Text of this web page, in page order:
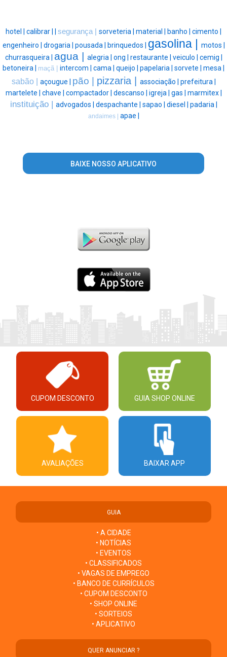
hotel | calibrar | segurança | sorveteria | material | banho | cimento |
engenheiro | drogaria | pousada | brinquedos | gasolina | motos |
churrasqueira | agua | alegria | ong | restaurante | veiculo | cemig |
betoneira | maçã | intercom | cama | queijo | papelaria | sorvete | mesa |
sabão | açougue | pão | pizzaria | associação | prefeitura |
martelete | chave | compactador | descanso | igreja | gas | marmitex |
instituição | advogados | despachante | sapao | diesel | padaria |
andaimes | apae |
BAIXE NOSSO APLICATIVO
CUPOM DESCONTO GUIA SHOP ONLINE
AVALIAÇÕES BAIXAR APP
GUIA
• A CIDADE
• NOTÍCIAS
• EVENTOS
• CLASSIFICADOS
• VAGAS DE EMPREGO
• BANCO DE CURRÍCULOS
• CUPOM DESCONTO
• SHOP ONLINE
• SORTEIOS
• APLICATIVO
QUER ANUNCIAR ?